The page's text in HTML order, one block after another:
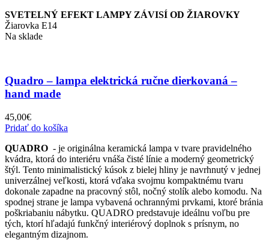
SVETELNÝ EFEKT LAMPY ZÁVISÍ OD ŽIAROVKY
Žiarovka E14
Na sklade
Quadro – lampa elektrická ručne dierkovaná –
hand made
45,00€
Pridať do košíka
QUADRO - je originálna keramická lampa v tvare pravidelného
kvádra, ktorá do interiéru vnáša čisté línie a moderný geometrický
štýl. Tento minimalistický kúsok z bielej hliny je navrhnutý v jednej
univerzálnej veľkosti, ktorá vďaka svojmu kompaktnému tvaru
dokonale zapadne na pracovný stôl, nočný stolík alebo komodu. Na
spodnej strane je lampa vybavená ochrannými prvkami, ktoré bránia
poškriabaniu nábytku. QUADRO predstavuje ideálnu voľbu pre
tých, ktorí hľadajú funkčný interiérový doplnok s prísnym, no
elegantným dizajnom.